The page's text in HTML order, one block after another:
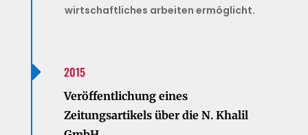
wirtschaftliches arbeiten ermöglicht.
 2015
Veröffentlichung eines
Zeitungsartikels über die N. Khalil